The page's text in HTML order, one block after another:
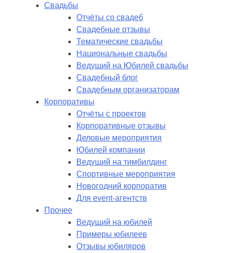
Свадьбы
Отчёты со свадеб
Свадебные отзывы
Тематические свадьбы
Национальные свадьбы
Ведущий на Юбилей свадьбы
Свадебный блог
Свадебным организаторам
Корпоративы
Отчёты с проектов
Корпоративные отзывы
Деловые мероприятия
Юбилей компании
Ведущий на тимбилдинг
Спортивные мероприятия
Новогодний корпоратив
Для event-агентств
Прочее
Ведущий на юбилей
Примеры юбилеев
Отзывы юбиляров